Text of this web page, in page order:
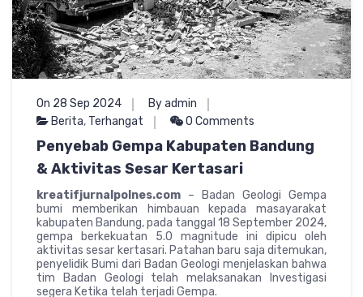
On 28 Sep 2024
By admin
Berita, Terhangat 0 Comments
Penyebab Gempa Kabupaten Bandung
& Aktivitas Sesar Kertasari
kreatifjurnalpolnes.com – Badan Geologi Gempa
bumi memberikan himbauan kepada masayarakat
kabupaten Bandung, pada tanggal 18 September 2024,
gempa berkekuatan 5.0 magnitude ini dipicu oleh
aktivitas sesar kertasari. Patahan baru saja ditemukan,
penyelidik Bumi dari Badan Geologi menjelaskan bahwa
tim Badan Geologi telah melaksanakan Investigasi
segera Ketika telah terjadi Gempa.